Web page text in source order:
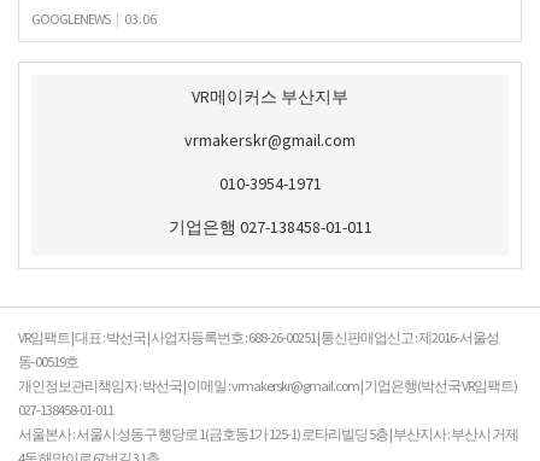
빅데이터와 증강현실(AR), 가상현실(VR) 등 4…
GOOGLENEWS | 03.06
VR메이커스 부산지부
vrmakerskr@gmail.com
010-3954-1971
기업은행 027-138458-01-011
VR임팩트 | 대표 : 박선국 | 사업자등록번호 : 688-26-00251 | 통신판매업신고 : 제2016-서울성
동-00519호
개인정보관리책임자 : 박선국 | 이메일 : vrmakerskr@gmail.com | 기업은행(박선국 VR임팩트)
027-138458-01-011
서울본사 : 서울시 성동구 행당로 1(금호동1가 125-1) 로타리빌딩 5층 | 부산지사 : 부산시 거제